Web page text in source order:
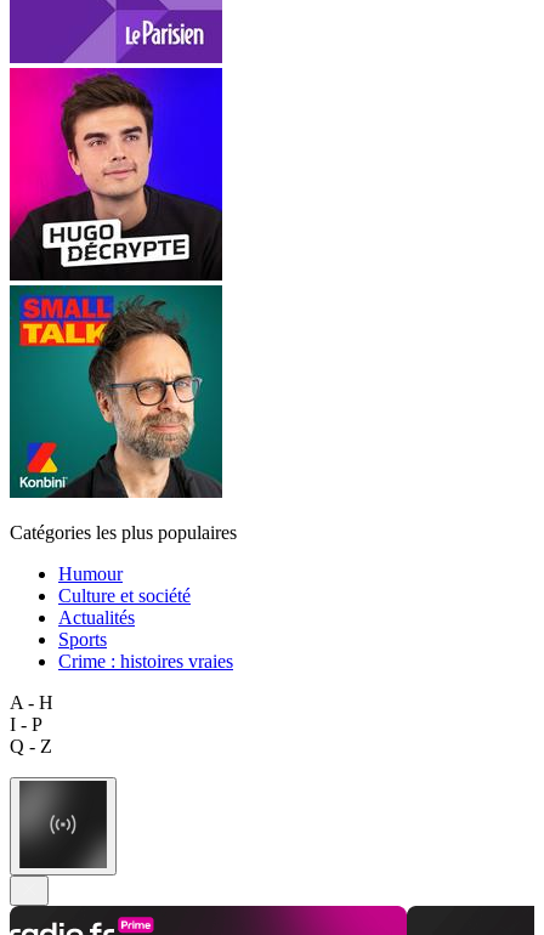
Catégories les plus populaires
Humour
Culture et société
Actualités
Sports
Crime : histoires vraies
A - H
I - P
Q - Z